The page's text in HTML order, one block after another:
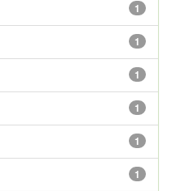
1
1
1
1
1
1